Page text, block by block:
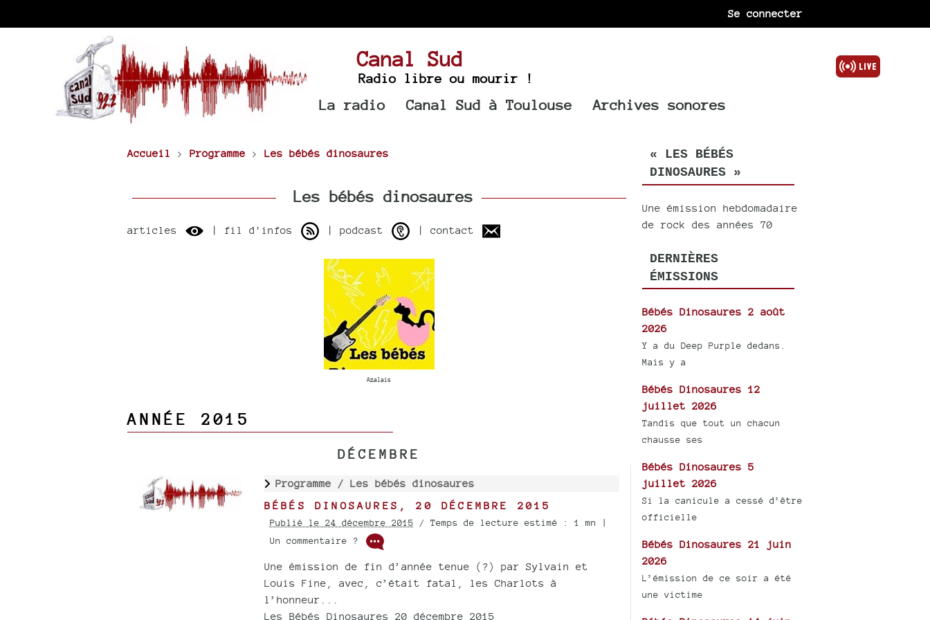
Se connecter
Canal Sud
Radio libre ou mourir !
La radio Canal Sud à Toulouse Archives sonores
Accueil > Programme > Les bébés dinosaures
Les bébés dinosaures
articles | fil d'infos | podcast | contact
Azalais
ANNÉE 2015
DÉCEMBRE
Programme / Les bébés dinosaures
BÉBÉS DINOSAURES, 20 DÉCEMBRE 2015
Publié le 24 décembre 2015 / Temps de lecture estimé : 1 mn |
Un commentaire ?
Une émission de fin d’année tenue (?) par Sylvain et
Louis Fine, avec, c’était fatal, les Charlots à
l’honneur...
Les Bébés Dinosaures 20 décembre 2015
« LES BÉBÉS
DINOSAURES »
Une émission hebdomadaire
de rock des années 70
DERNIÈRES
ÉMISSIONS
Bébés Dinosaures 2 août
2026
Y a du Deep Purple dedans.
Mais y a
Bébés Dinosaures 12
juillet 2026
Tandis que tout un chacun
chausse ses
Bébés Dinosaures 5
juillet 2026
Si la canicule a cessé d’être
officielle
Bébés Dinosaures 21 juin
2026
L’émission de ce soir a été
une victime